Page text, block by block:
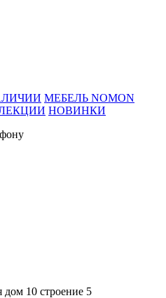
МЕБЕЛЬ NOMON
НОВИНКИ
10 cтроение 5